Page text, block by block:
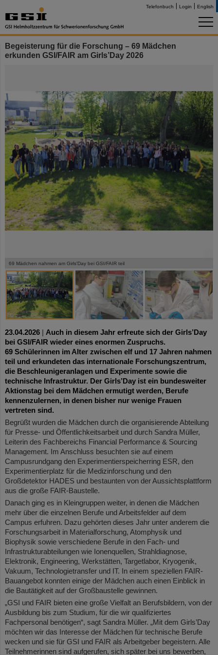
Telefonbuch Login English
Begeisterung für die Forschung – 69 Mädchen
erkunden GSI/FAIR am Girls’Day 2026
69 Mädchen nahmen am Girls'Day bei GSI/FAIR teil
23.04.2026
Auch in diesem Jahr erfreute sich der Girls’Day
bei GSI/FAIR wieder eines enormen Zuspruchs.
69 Schülerinnen im Alter zwischen elf und 17 Jahren nahmen
teil und erkundeten das internationale Forschungszentrum,
die Beschleunigeranlagen und Experimente sowie die
technische Infrastruktur. Der Girls’Day ist ein bundesweiter
Aktionstag bei dem Mädchen ermutigt werden, Berufe
kennenzulernen, in denen bisher nur wenige Frauen
vertreten sind.
Begrüßt wurden die Mädchen durch die organisierende Abteilung
für Presse- und Öffentlichkeitsarbeit und durch Sandra Müller,
Leiterin des Fachbereichs Financial Performance & Sourcing
Management. Im Anschluss besuchten sie auf einem
Campusrundgang den Experimentierspeicherring ESR, den
Experimentierplatz für die Medizinforschung und den
Großdetektor HADES und bestaunten von der Aussichtsplattform
aus die große FAIR-Baustelle.
Danach ging es in Kleingruppen weiter, in denen die Mädchen
mehr über die einzelnen Berufe und Arbeitsfelder auf dem
Campus erfuhren. Dazu gehörten dieses Jahr unter anderem die
Forschungsarbeit in Materialforschung, Atomphysik und
Biophysik sowie verschiedene Berufe in den Fach- und
Infrastrukturabteilungen wie Ionenquellen, Strahldiagnose,
Elektronik, Engineering, Werkstätten, Targetlabor, Kryogenik,
Vakuum, Technologietransfer und IT. In einem speziellen FAIR-
Bauangebot konnten einige der Mädchen auch einen Einblick in
die Bautätigkeit auf der Großbaustelle gewinnen.
„GSI und FAIR bieten eine große Vielfalt an Berufsbildern, von der
Ausbildung bis zum Studium, für die wir qualifiziertes
Fachpersonal benötigen“, sagt Sandra Müller. „Mit dem Girls’Day
möchten wir das Interesse der Mädchen für technische Berufe
wecken und sie für GSI und FAIR als Arbeitgeber begeistern. Alle
Teilnehmerinnen sind aufgerufen, sich später bei uns bewerben,